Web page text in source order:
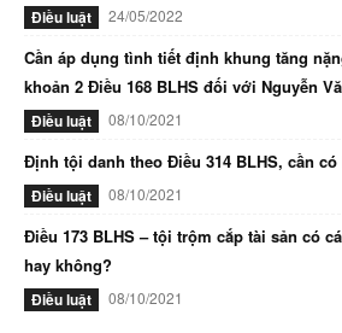
Điều luật 24/05/2022
Cần áp dụng tình tiết định khung tăng
khoản 2 Điều 168 BLHS đối với Nguyễn
Điều luật 08/10/2021
Định tội danh theo Điều 314 BLHS, cần
Điều luật 08/10/2021
Điều 173 BLHS – tội trộm cắp tài sản có
hay không?
Điều luật 08/10/2021